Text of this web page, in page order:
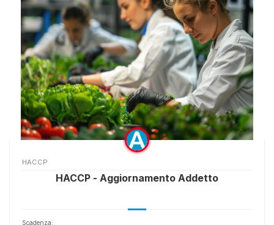
HACCP
HACCP - Aggiornamento Addetto
Scadenza: